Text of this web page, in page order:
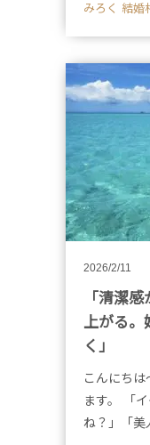
みろく 結婚
2026/2/11
「清潔
上がる。
く」
こんにちは
ます。 「
ね？」「美